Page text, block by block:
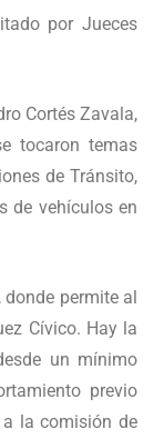
por Jueces
Cortés Zavala,
tocaron temas
de Tránsito,
de vehículos en
permite al
Cívico. Hay la
un mínimo
previo
la comisión de